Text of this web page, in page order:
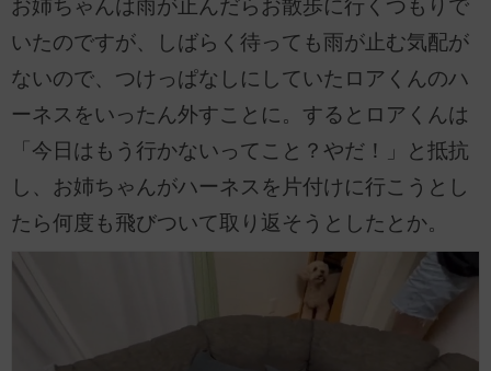
お姉ちゃんは雨が止んだらお散歩に行くつもりで
いたのですが、しばらく待っても雨が止む気配が
ないので、つけっぱなしにしていたロアくんのハ
ーネスをいったん外すことに。するとロアくんは
「今日はもう行かないってこと？やだ！」と抵抗
し、お姉ちゃんがハーネスを片付けに行こうとし
たら何度も飛びついて取り返そうとしたとか。